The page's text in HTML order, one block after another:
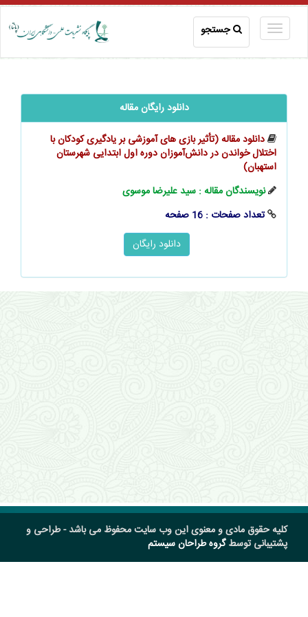
جستجو
دانلود رایگان مقاله
دانلود مقاله (تأثیر بازی ‌های آموزشی بر یادگیری کودکان با
اختلال خواندن در دانش‌آموزان دوره اول ابتدایی شهرستان
استهبان)
نویسندگان مقاله : سید علیرضا موسوی
تعداد صفحات : 16 صفحه
کلیه حقوق مادی و معنوی این وب سایت محفوظ می باشد - طراحی و
پشتیبانی توسطگروه طراحان سیستم